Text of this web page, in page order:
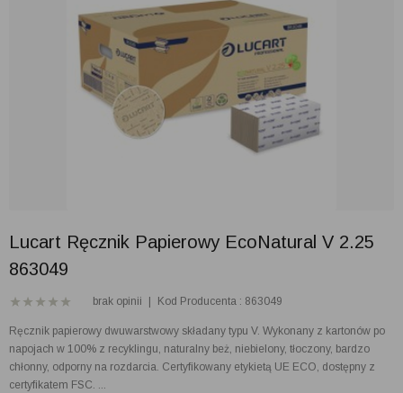
Lucart Ręcznik Papierowy EcoNatural V 2.25
863049
brak opinii Kod Producenta : 863049
Ręcznik papierowy dwuwarstwowy składany typu V. Wykonany z kartonów po
napojach w 100% z recyklingu, naturalny beż, niebielony, tłoczony, bardzo
chłonny, odporny na rozdarcia. Certyfikowany etykietą UE ECO, dostępny z
certyfikatem FSC. ...